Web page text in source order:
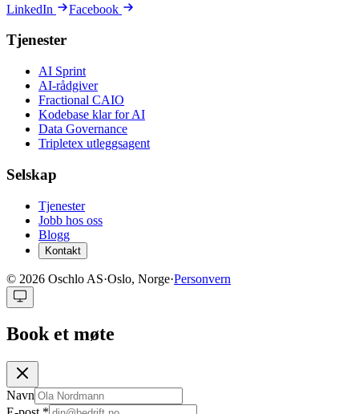
LinkedIn Facebook
Tjenester
AI Sprint
AI-rådgiver
Fractional CAIO
Kodebase klar for AI
Data Governance
Tripletex utleggsagent
Selskap
Tjenester
Jobb hos oss
Blogg
Kontakt
© 2026 Oschlo AS·Oslo, Norge·Personvern
Book et møte
Navn